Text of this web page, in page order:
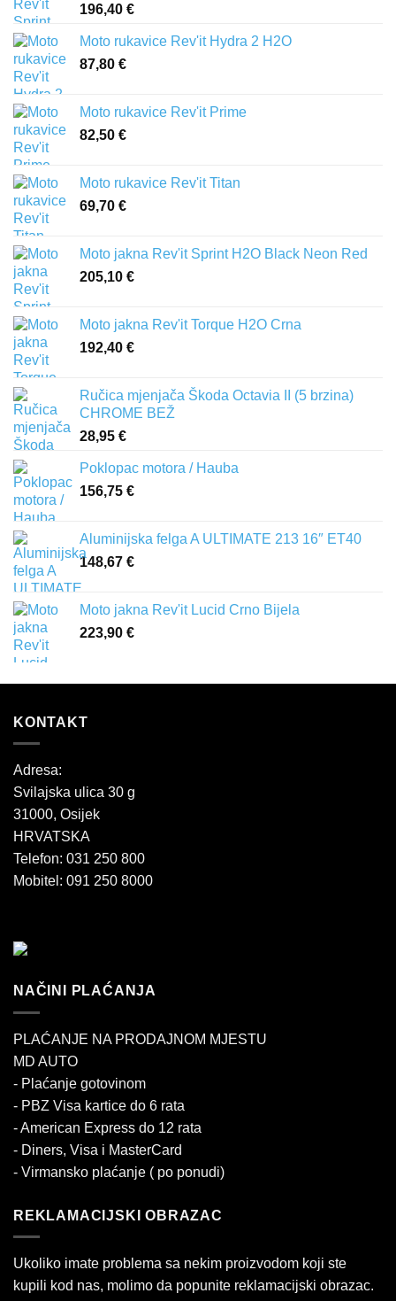
196,40 €
Moto rukavice Rev'it Hydra 2 H2O
87,80 €
Moto rukavice Rev'it Prime
82,50 €
Moto rukavice Rev'it Titan
69,70 €
Moto jakna Rev'it Sprint H2O Black Neon Red
205,10 €
Moto jakna Rev'it Torque H2O Crna
192,40 €
Ručica mjenjača Škoda Octavia II (5 brzina)
CHROME BEŽ
28,95 €
Poklopac motora / Hauba
156,75 €
Aluminijska felga A ULTIMATE 213 16″ ET40
148,67 €
Moto jakna Rev'it Lucid Crno Bijela
223,90 €
KONTAKT
Adresa:
Svilajska ulica 30 g
31000, Osijek
HRVATSKA
Telefon: 031 250 800
Mobitel: 091 250 8000
NAČINI PLAĆANJA
PLAĆANJE NA PRODAJNOM MJESTU
MD AUTO
- Plaćanje gotovinom
- PBZ Visa kartice do 6 rata
- American Express do 12 rata
- Diners, Visa i MasterCard
- Virmansko plaćanje ( po ponudi)
REKLAMACIJSKI OBRAZAC
Ukoliko imate problema sa nekim proizvodom koji ste
kupili kod nas, molimo da popunite reklamacijski obrazac.